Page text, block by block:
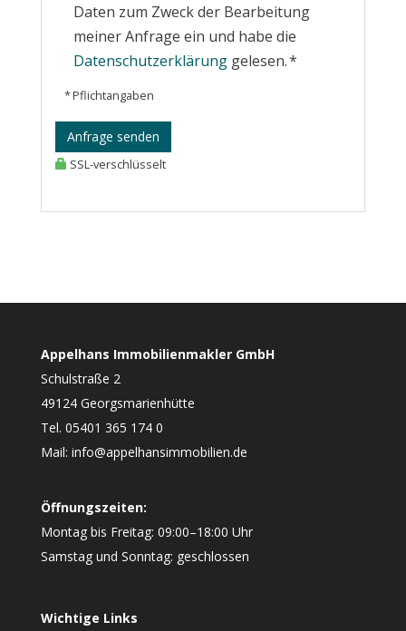
Daten zum Zweck der Bearbeitung
meiner Anfrage ein und habe die
Datenschutzerklärunggelesen. *
* Pflichtangaben
Anfrage senden
SSL-verschlüsselt
Appelhans Immobilienmakler GmbH
Schulstraße 2
49124 Georgsmarienhütte
Tel. 05401 365 174 0
Mail: info@appelhansimmobilien.de
Öffnungszeiten:
Montag bis Freitag: 09:00–18:00 Uhr
Samstag und Sonntag: geschlossen
Wichtige Links